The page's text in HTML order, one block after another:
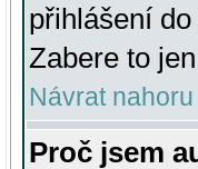
přihlášení
Zabere to
Návrat nahoru
Proč jsem